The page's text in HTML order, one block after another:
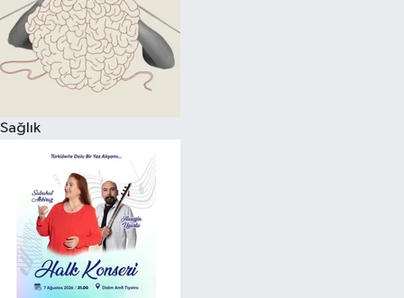
Sağlık
Magazin